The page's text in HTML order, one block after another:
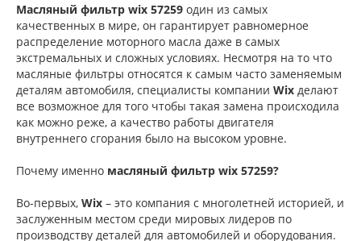
Масляный фильтр wix 57259 один из самых
качественных в мире, он гарантирует равномерное
распределение моторного масла даже в самых
экстремальных и сложных условиях. Несмотря на то что
масляные фильтры относятся к самым часто заменяемым
деталям автомобиля, специалисты компании Wix делают
все возможное для того чтобы такая замена происходила
как можно реже, а качество работы двигателя
внутреннего сгорания было на высоком уровне.
Почему именно масляный фильтр wix 57259?
Во-первых, Wix – это компания с многолетней историей, и
заслуженным местом среди мировых лидеров по
производству деталей для автомобилей и оборудования.